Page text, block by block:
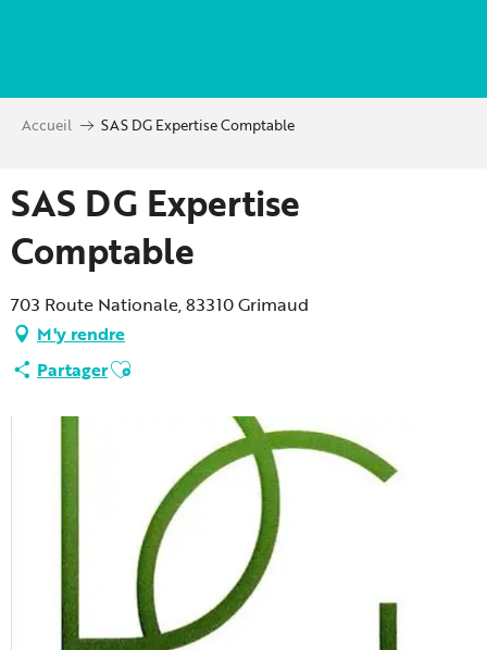
principal
Accueil SAS DG Expertise Comptable
SAS DG Expertise
Comptable
703 Route Nationale, 83310 Grimaud
M'y rendre
PartagerAjouter aux favoris